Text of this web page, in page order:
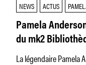
NEWS ACTUS
Pamela
du mk2
La légendaire Pamela